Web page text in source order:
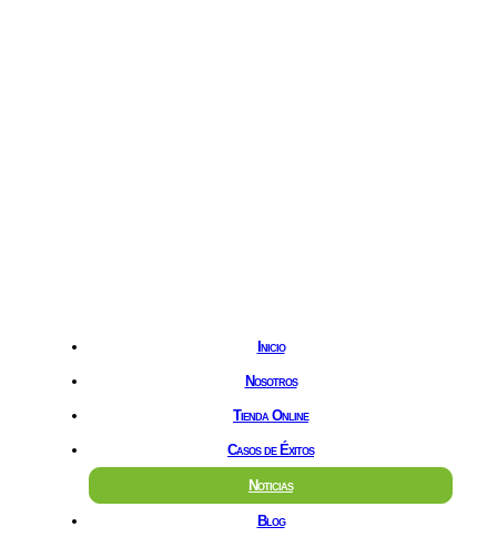
Inicio
Nosotros
Tienda Online
Casos de Éxitos
Noticias
Blog